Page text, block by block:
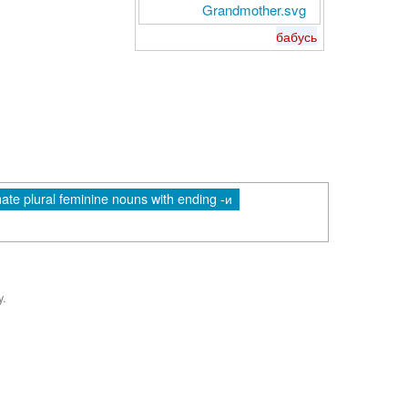
бабусь
plural feminine nouns with ending -и